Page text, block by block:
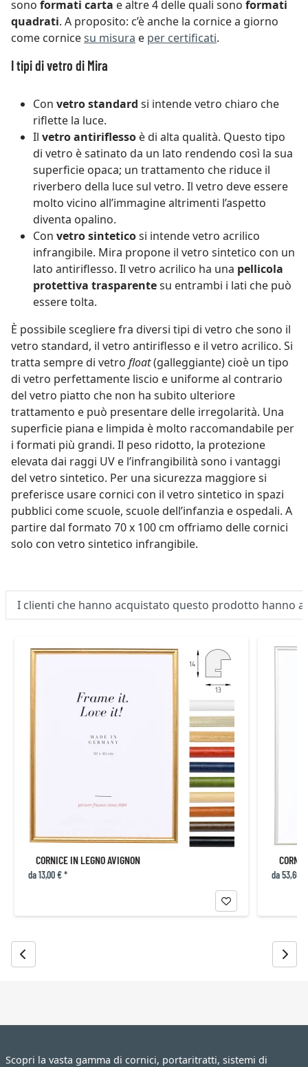
sono formati carta e altre 4 delle quali sono formati
quadrati. A proposito: c’è anche la cornice a giorno
come cornicesu misura e per certificati.
I tipi di vetro di Mira
Con vetro standard si intende vetro chiaro che
riflette la luce.
Il vetro antiriflesso è di alta qualità. Questo tipo
di vetro è satinato da un lato rendendo così la sua
superficie opaca; un trattamento che riduce il
riverbero della luce sul vetro. Il vetro deve essere
molto vicino all’immagine altrimenti l’aspetto
diventa opalino.
Con vetro sinteticosi intende vetro acrilico
infrangibile. Mira propone il vetro sintetico con un
lato antiriflesso. Il vetro acrilico ha una pellicola
protettiva trasparentesu entrambi i lati che può
essere tolta.
È possibile scegliere fra diversi tipi di vetro che sono il
vetro standard, il vetro antiriflesso e il vetro acrilico. Si
tratta sempre di vetro float(galleggiante) cioè un tipo
di vetro perfettamente liscio e uniforme al contrario
del vetro piatto che non ha subito ulteriore
trattamento e può presentare delle irregolarità. Una
superficie piana e limpida è molto raccomandabile per
i formati più grandi. Il peso ridotto, la protezione
elevata dai raggi UV e l’infrangibilità sono i vantaggi
del vetro sintetico. Per una sicurezza maggiore si
preferisce usare cornici con il vetro sintetico in spazi
pubblici come scuole, scuole dell’infanzia e ospedali. A
partire dal formato 70 x 100 cm offriamo delle cornici
solo con vetro sintetico infrangibile.
I clienti che hanno acquistato questo prodotto hanno
CORNICE IN LEGNO AVIGNON
da 13,00 € * da 53,60
Scopri la vasta gamma di cornici, portaritratti, sistemi di